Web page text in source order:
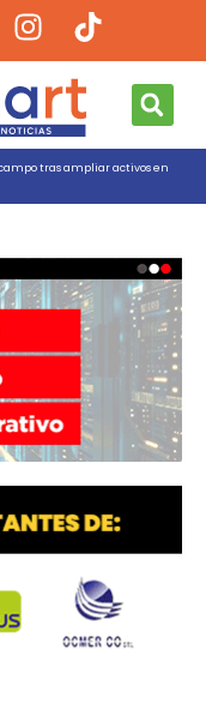
tras ampliar activos en